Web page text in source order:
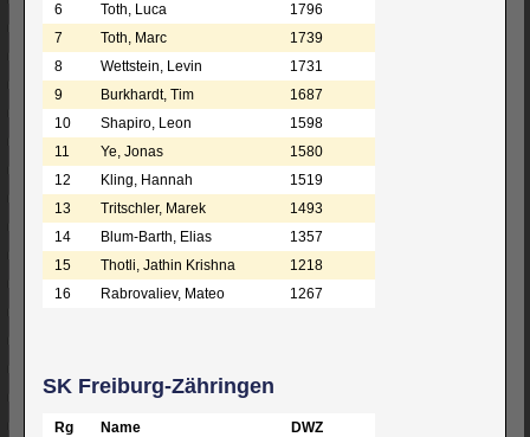
6
Toth, Luca
1796
7
Toth, Marc
1739
8
Wettstein, Levin
1731
9
Burkhardt, Tim
1687
10
Shapiro, Leon
1598
11
Ye, Jonas
1580
12
Kling, Hannah
1519
13
Tritschler, Marek
1493
14
Blum-Barth, Elias
1357
15
Thotli, Jathin Krishna
1218
16
Rabrovaliev, Mateo 1267
SK Freiburg-Zähringen
Rg Name
DWZ